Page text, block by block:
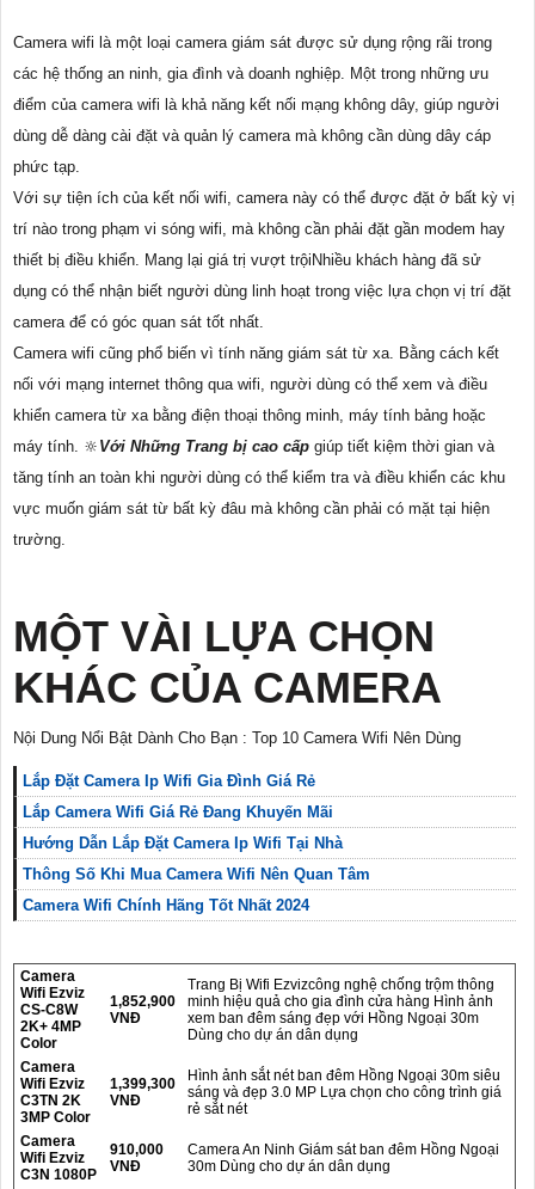
Camera wifi là một loại camera giám sát được sử dụng rộng rãi trong
các hệ thống an ninh, gia đình và doanh nghiệp. Một trong những ưu
điểm của camera wifi là khả năng kết nối mạng không dây, giúp người
dùng dễ dàng cài đặt và quản lý camera mà không cần dùng dây cáp
phức tạp.
Với sự tiện ích của kết nối wifi, camera này có thể được đặt ở bất kỳ vị
trí nào trong phạm vi sóng wifi, mà không cần phải đặt gần modem hay
thiết bị điều khiển. Mang lại giá trị vượt trộiNhiều khách hàng đã sử
dụng có thể nhận biết người dùng linh hoạt trong việc lựa chọn vị trí đặt
camera để có góc quan sát tốt nhất.
Camera wifi cũng phổ biến vì tính năng giám sát từ xa. Bằng cách kết
nối với mạng internet thông qua wifi, người dùng có thể xem và điều
khiển camera từ xa bằng điện thoại thông minh, máy tính bảng hoặc
máy tính. 🔆 Với Những Trang bị cao cấp giúp tiết kiệm thời gian và
tăng tính an toàn khi người dùng có thể kiểm tra và điều khiển các khu
vực muốn giám sát từ bất kỳ đâu mà không cần phải có mặt tại hiện
trường.
MỘT VÀI LỰA CHỌN
KHÁC CỦA CAMERA
Nội Dung Nổi Bật Dành Cho Bạn : Top 10 Camera Wifi Nên Dùng
Lắp Đặt Camera Ip Wifi Gia Đình Giá Rẻ
Lắp Camera Wifi Giá Rẻ Đang Khuyến Mãi
Hướng Dẫn Lắp Đặt Camera Ip Wifi Tại Nhà
Thông Số Khi Mua Camera Wifi Nên Quan Tâm
Camera Wifi Chính Hãng Tốt Nhất 2024
Camera
Wifi Ezviz
CS-C8W
2K+ 4MP
Color
1,852,900
VNĐ
Trang Bị Wifi Ezvizcông nghệ chống trộm thông
minh hiệu quả cho gia đình cửa hàng Hình ảnh
xem ban đêm sáng đẹp với Hồng Ngoại 30m
Dùng cho dự án dân dụng
Camera
Wifi Ezviz
C3TN 2K
3MP Color
1,399,300
VNĐ
Hình ảnh sắt nét ban đêm Hồng Ngoại 30m siêu
sáng và đẹp 3.0 MP Lựa chọn cho công trình giá
rẻ sắt nét
Camera
Wifi Ezviz
C3N 1080P
910,000
VNĐ
Camera An Ninh Giám sát ban đêm Hồng Ngoại
30m Dùng cho dự án dân dụng